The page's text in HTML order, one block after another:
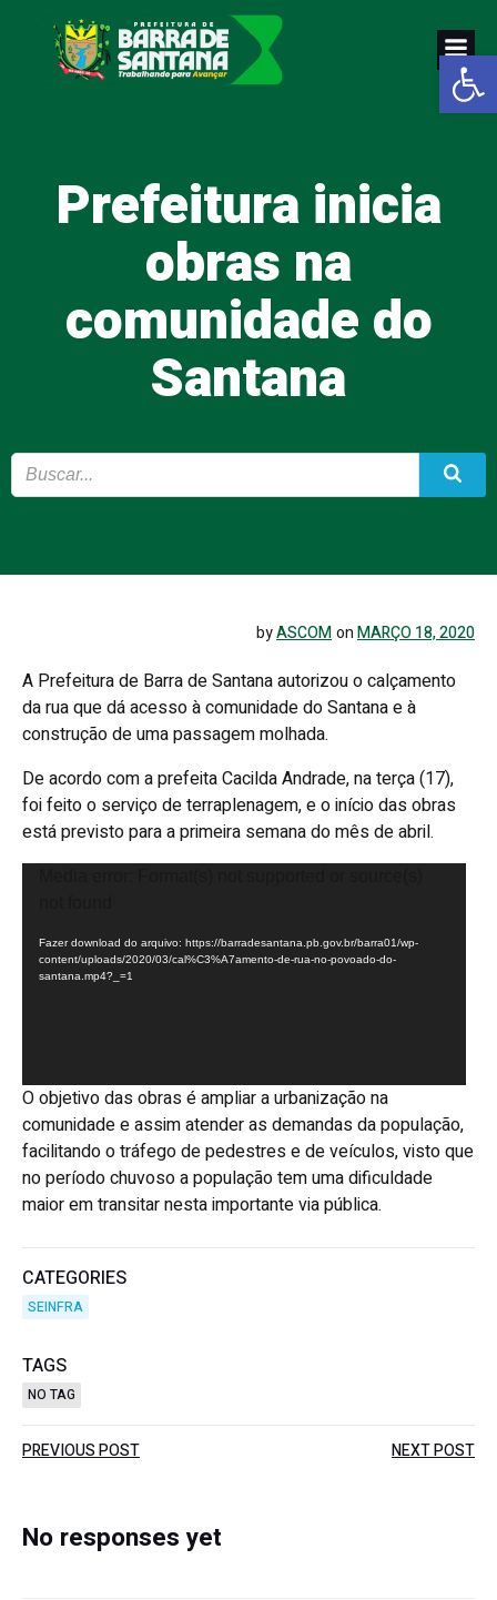
Abrir
Pular
para
o
conteúdo
Prefeitura inicia
obras na
comunidade do
Santana
byASCOMonMARÇO 18, 2020
A Prefeitura de Barra de Santana autorizou o calçamento
da rua que dá acesso à comunidade do Santana e à
construção de uma passagem molhada.
De acordo com a prefeita Cacilda Andrade, na terça (17),
foi feito o serviço de terraplenagem, e o início das obras
está previsto para a primeira semana do mês de abril.
Fazer download do arquivo: https://barradesantana.pb.gov.br/barra01/wp-
content/uploads/2020/03/cal%C3%A7amento-de-rua-no-povoado-do-
santana.mp4?_=1
O objetivo das obras é ampliar a urbanização na
comunidade e assim atender as demandas da população,
facilitando o tráfego de pedestres e de veículos, visto que
no período chuvoso a população tem uma dificuldade
maior em transitar nesta importante via pública.
CATEGORIES
SEINFRA
TAGS
NO TAG
Post
navigation
PREVIOUS POST NEXT POST
No responses yet